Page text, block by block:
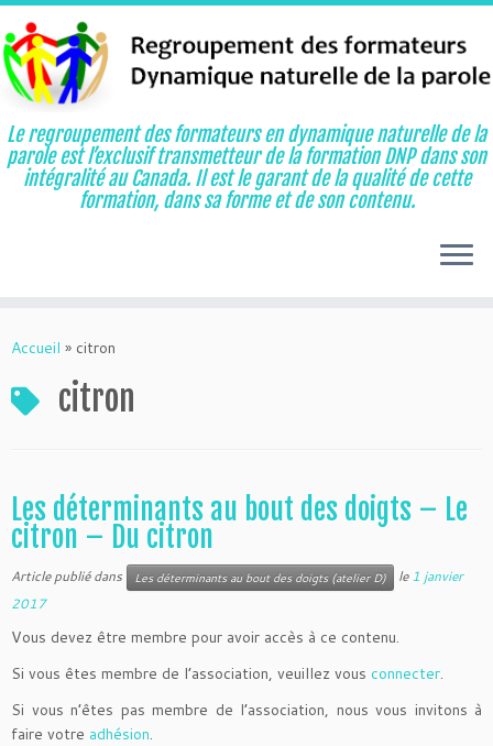
au
Le regroupement des formateurs en dynamique naturelle de la
parole est l’exclusif transmetteur de la formation DNP dans son
intégralité au Canada. Il est le garant de la qualité de cette
formation, dans sa forme et de son contenu.
Accueil » citron
citron
Les déterminants au bout des doigts – Le
citron – Du citron
Article publié dans Les déterminants au bout des doigts (atelier D) le1 janvier
2017
Vous devez être membre pour avoir accès à ce contenu.
Si vous êtes membre de l’association, veuillez vous connecter.
Si vous n’êtes pas membre de l’association, nous vous invitons à
faire votre adhésion.